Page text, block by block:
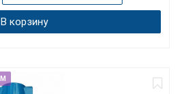
В корзину